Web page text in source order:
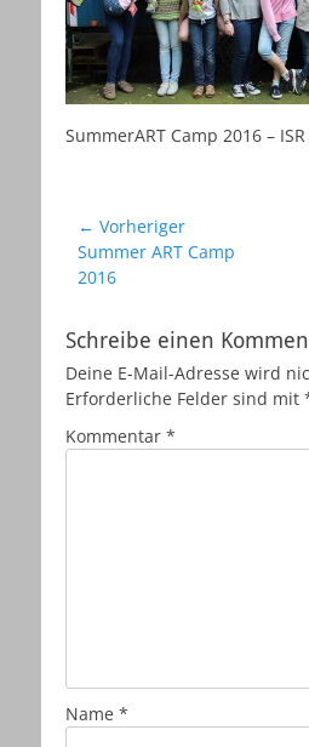
SummerART Camp 2016 – ISR
Beitragsnavigation
← Vorheriger
Vorheriger
Beitrag:
Summer ART Camp
2016
Schreibe einen
Deine E-Mail-Adresse wird
Erforderliche Felder sind mit
Kommentar *
Name *